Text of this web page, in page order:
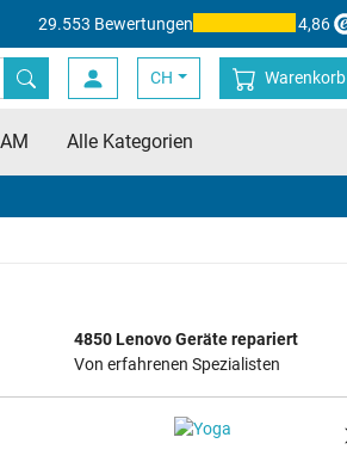
29.553 Bewertungen 4,86
CH Warenkorb
Alle Kategorien
4850 Lenovo Geräte repariert
Von erfahrenen Spezialisten